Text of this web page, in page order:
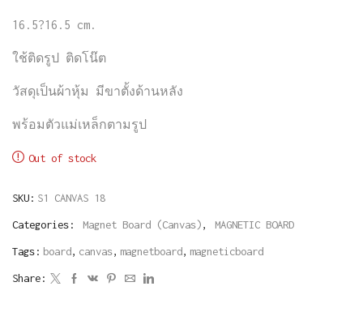
16.5?16.5 cm.
ใช้ติดรูป ติดโน๊ต
วัสดุเป็นผ้าหุ้ม มีขาตั้งด้านหลัง
พร้อมตัวแม่เหล็กตามรูป
Out of stock
SKU: S1 CANVAS 18
Categories: Magnet Board (Canvas), MAGNETIC BOARD
Tags: board, canvas, magnetboard, magneticboard
Share: